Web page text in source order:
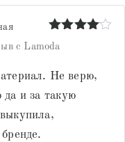
Оценка
из 5
с Lamoda
Не верю,
и за такую